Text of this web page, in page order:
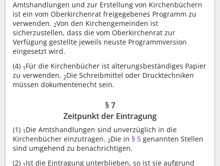
Amtshandlungen und zur Erstellung von Kirchenbüchern
ist ein vom Oberkirchenrat freigegebenes Programm zu
verwenden. 2Von den Kirchengemeinden ist
sicherzustellen, dass die vom Oberkirchenrat zur
Verfügung gestellte jeweils neuste Programmversion
eingesetzt wird.
(4) 1 Für die Kirchenbücher ist alterungsbeständiges Papier
zu verwenden. 2Die Schreibmittel oder Drucktechniken
müssen dokumentenecht sein.
§ 7
Zeitpunkt der Eintragung
(1) 1 Die Amtshandlungen sind unverzüglich in die
Kirchenbücher einzutragen. 2Die in § 5 genannten Stellen
sind umgehend zu benachrichtigen.
(2) Ist die Eintragung unterblieben, so ist sie aufgrund